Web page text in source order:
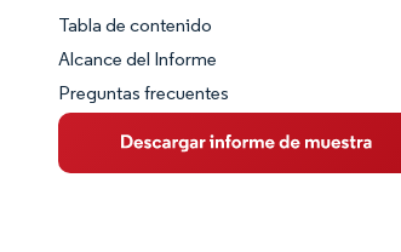
Panorama del Mercado
Visión General del Mercado
Tendencias Principales del Mercado
Tabla de contenido
Alcance del Informe
Preguntas frecuentes